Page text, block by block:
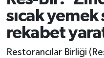
sıcak yemek
rekabet
Restorancılar Birliği
ÇATALKÖY
DÜNYA
Tüm Manşetler
Son Dakika